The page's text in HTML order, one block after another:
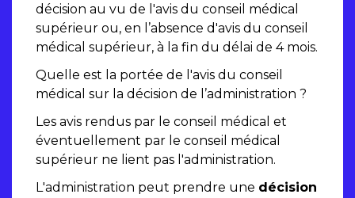
décision au vu de l'avis du conseil médical
supérieur ou, en l’absence d'avis du conseil
médical supérieur, à la fin du délai de 4 mois.
Quelle est la portée de l'avis du conseil
médical sur la décision de l’administration ?
Les avis rendus par le conseil médical et
éventuellement par le conseil médical
supérieur ne lient pas l'administration.
L'administration peut prendre une décision